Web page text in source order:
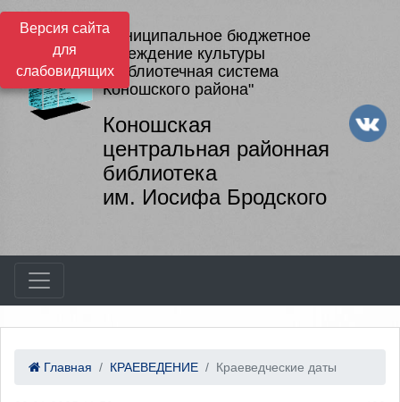
Версия сайта
для
слабовидящих
Муниципальное бюджетное
учреждение культуры
"Библиотечная система
Коношского района"
Коношская
центральная районная
библиотека
им. Иосифа Бродского
Главная КРАЕВЕДЕНИЕ Краеведческие даты